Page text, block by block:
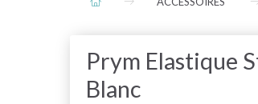
Prym Elastique
Blanc